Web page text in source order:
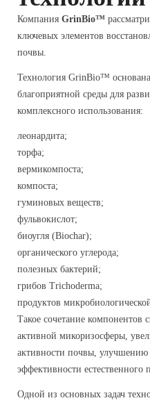
Компания GrinBio™
ключевых элементов
почвы.
Технология GrinBio™
благоприятной среды для
комплексного использования:
леонардита;
торфа;
вермикомпоста;
компоста;
гуминовых веществ;
фульвокислот;
биоугля (Biochar);
органического углерода;
полезных бактерий;
грибов Trichoderma;
продуктов
Такое сочетание компонентов
активной микоризосферы,
активности почвы,
эффективности естественного
Одной из основных задач